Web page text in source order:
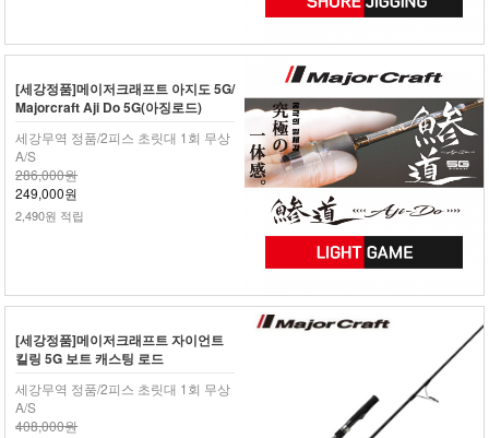
[세강정품]메이저크래프트 아지도 5G/
Majorcraft Aji Do 5G(아징로드)
세강무역 정품/2피스 초릿대 1회 무상
A/S
286,000원
249,000원
2,490원 적립
[세강정품]메이저크래프트 자이언트
킬링 5G 보트 캐스팅 로드
세강무역 정품/2피스 초릿대 1회 무상
A/S
408,000원